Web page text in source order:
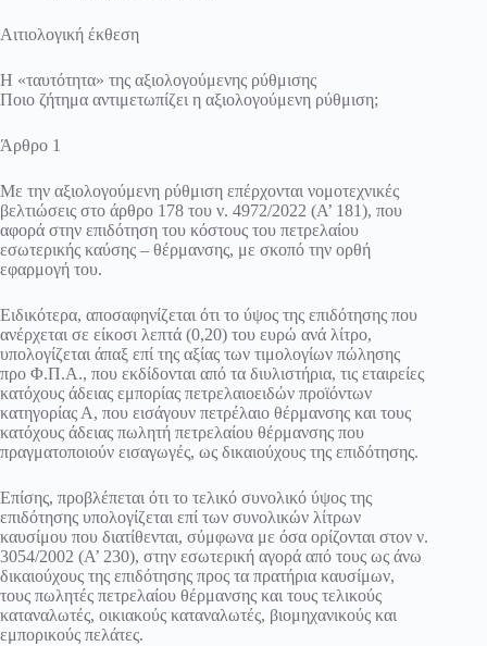
Αιτιολογική έκθεση
Η «ταυτότητα» της αξιολογούμενης ρύθμισης
Ποιο ζήτημα αντιμετωπίζει η αξιολογούμενη ρύθμιση;
Άρθρο 1
Με την αξιολογούμενη ρύθμιση επέρχονται νομοτεχνικές
βελτιώσεις στο άρθρο 178 του ν. 4972/2022 (Α’ 181), που
αφορά στην επιδότηση του κόστους του πετρελαίου
εσωτερικής καύσης – θέρμανσης, με σκοπό την ορθή
εφαρμογή του.
Ειδικότερα, αποσαφηνίζεται ότι το ύψος της επιδότησης που
ανέρχεται σε είκοσι λεπτά (0,20) του ευρώ ανά λίτρο,
υπολογίζεται άπαξ επί της αξίας των τιμολογίων πώλησης
προ Φ.Π.Α., που εκδίδονται από τα διυλιστήρια, τις εταιρείες
κατόχους άδειας εμπορίας πετρελαιοειδών προϊόντων
κατηγορίας Α, που εισάγουν πετρέλαιο θέρμανσης και τους
κατόχους άδειας πωλητή πετρελαίου θέρμανσης που
πραγματοποιούν εισαγωγές, ως δικαιούχους της επιδότησης.
Επίσης, προβλέπεται ότι το τελικό συνολικό ύψος της
επιδότησης υπολογίζεται επί των συνολικών λίτρων
καυσίμου που διατίθενται, σύμφωνα με όσα ορίζονται στον ν.
3054/2002 (Α’ 230), στην εσωτερική αγορά από τους ως άνω
δικαιούχους της επιδότησης προς τα πρατήρια καυσίμων,
τους πωλητές πετρελαίου θέρμανσης και τους τελικούς
καταναλωτές, οικιακούς καταναλωτές, βιομηχανικούς και
εμπορικούς πελάτες.